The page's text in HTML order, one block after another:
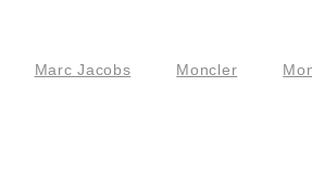
Marc Jacobs Moncler